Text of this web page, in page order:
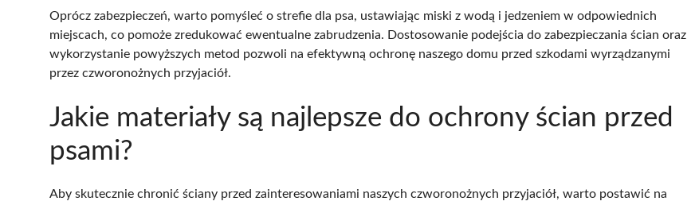
Oprócz zabezpieczeń, warto pomyśleć o strefie dla psa, ustawiając miski z wodą i jedzeniem w odpowiednich
miejscach, co pomoże zredukować ewentualne zabrudzenia. Dostosowanie podejścia do zabezpieczania ścian oraz
wykorzystanie powyższych metod pozwoli na efektywną ochronę naszego domu przed szkodami wyrządzanymi
przez czworonożnych przyjaciół.
Jakie materiały są najlepsze do ochrony ścian przed
psami?
Aby skutecznie chronić ściany przed zainteresowaniami naszych czworonożnych przyjaciół, warto postawić na